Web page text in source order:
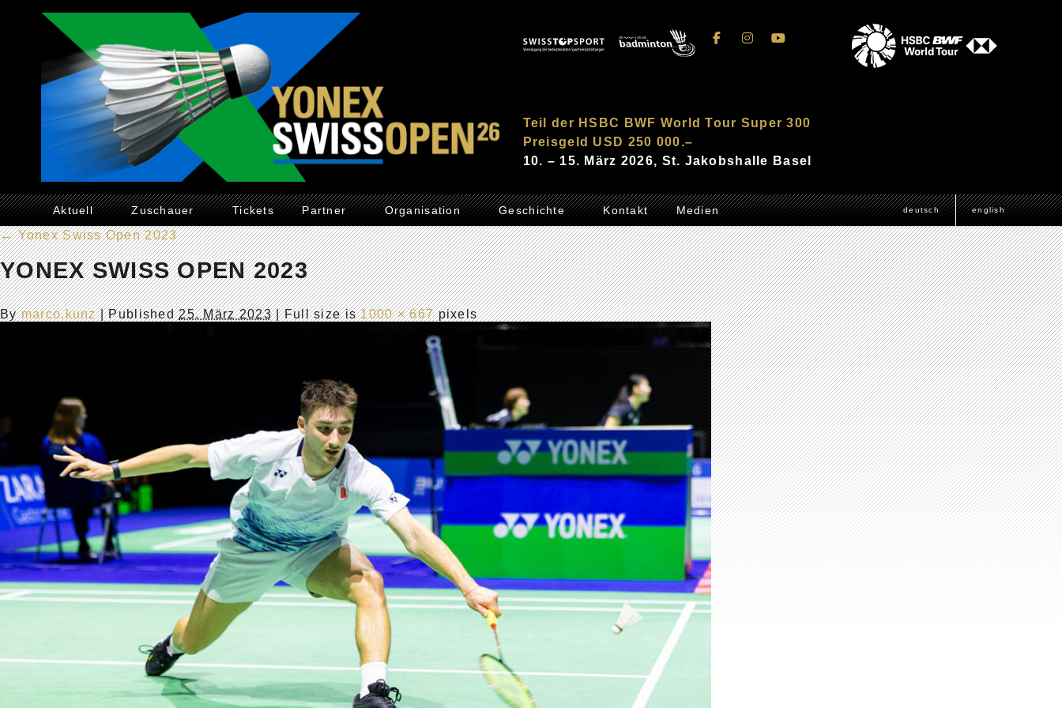
Teil der HSBC BWF World Tour Super 300
Preisgeld USD 250 000.–
10. – 15. März 2026, St. Jakobshalle Basel
Aktuell Zuschauer Tickets Partner Organisation Geschichte Kontakt Medien deutsch english
←Yonex Swiss Open 2023
YONEX SWISS OPEN 2023
Bymarco.kunz |Published25. März 2023| Full size is1000 × 667pixels